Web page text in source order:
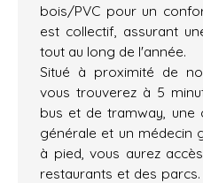
bois/PVC pour un
est collectif, assurant
tout au long de l'année.
Situé à proximité de
vous trouverez à 5
bus et de tramway, une
générale et un médecin
à pied, vous aurez
restaurants et des